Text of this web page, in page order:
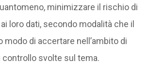
minimizzare il rischio di
loro dati, secondo modalità che il
modo di accertare nell’ambito di
controllo svolte sul tema.